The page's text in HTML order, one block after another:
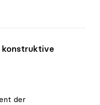
konstruktive
der